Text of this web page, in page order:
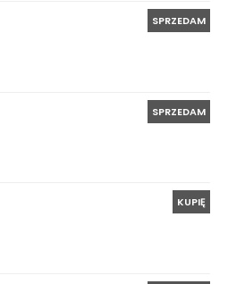
SPRZEDAM
SPRZEDAM
KUPIĘ